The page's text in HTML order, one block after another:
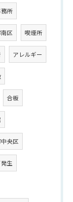
所
区 喫煙所
アレルギー
合板
央区
生